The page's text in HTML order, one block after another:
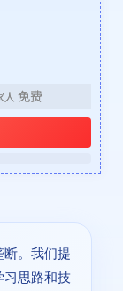
人 免费
。我们提
思路和技